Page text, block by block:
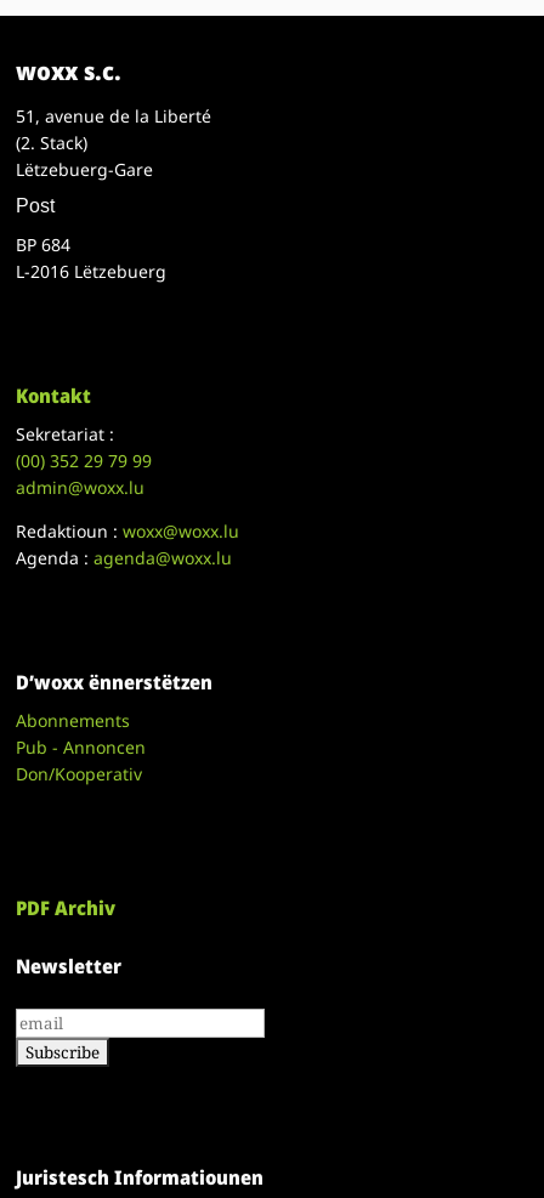
woxx s.c.
51, avenue de la Liberté
(2. Stack)
Lëtzebuerg-Gare
Post
BP 684
L-2016 Lëtzebuerg
Kontakt
Sekretariat :
(00)352 29 79 99
admin@woxx.lu
Redaktioun :woxx@woxx.lu
Agenda :agenda@woxx.lu
D’woxx ënnerstëtzen
Abonnements
Pub - Annoncen
Don/Kooperativ
PDF Archiv
Newsletter
Juristesch Informatiounen